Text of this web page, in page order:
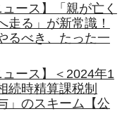
ース】「親が亡く
走る」が新常識！
るべき、たった一
ュース】＜2024年1
続時精算課税制
」のスキーム【公